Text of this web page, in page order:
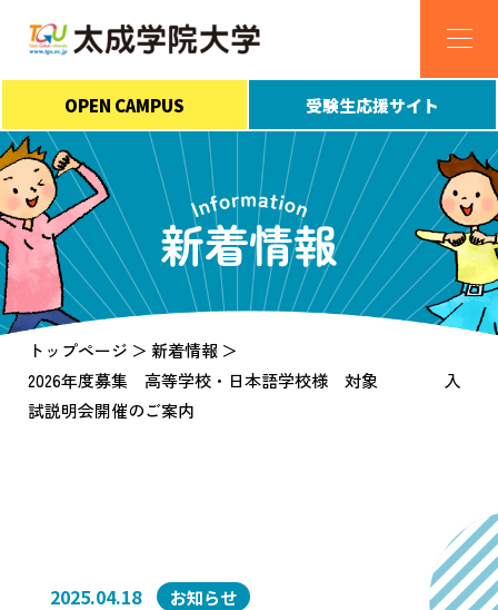
OPEN CAMPUS 受験生応援サイト
新着情報
トップページ
新着情報
2026年度募集 高等学校・日本語学校様 対象 入
試説明会開催のご案内
2025.04.18 お知らせ